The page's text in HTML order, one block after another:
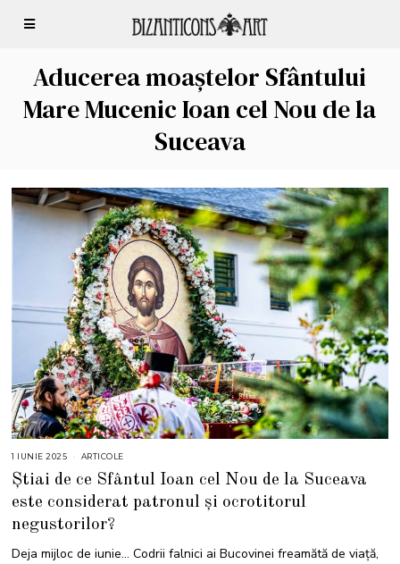
Aducerea moaștelor Sfântului
Mare Mucenic Ioan cel Nou de la
Suceava
1 IUNIE 2025
U
I
2
0
5
ARTICOLE
Știai de ce Sfântul Ioan cel Nou de la Suceava
este considerat patronul și ocrotitorul
negustorilor?
Deja mijloc de iunie… Codrii falnici ai Bucovinei freamătă de viață,